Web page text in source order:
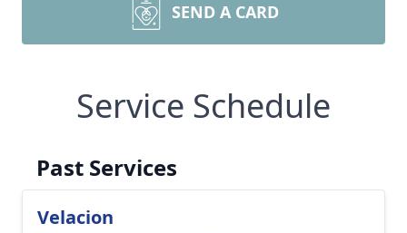
SEND A CARD
Service Schedule
Past Services
Velacion